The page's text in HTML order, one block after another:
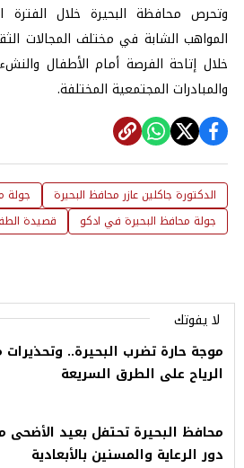
وتحرص محافظة البحيرة خلال الفترة
المواهب الشابة في مختلف المجالات
خلال إتاحة الفرصة أمام الأطفال
والمبادرات المجتمعية المختلفة.
الدكتورة جاكلين عازر محافظ البحيرة
جولة
جولة محافظ البحيرة في ادكو
قصيدة
لا يفوتك
موجة حارة تضرب البحيرة..
الرياح على الطرق السريعة
محافظ البحيرة تحتفل بعيد الأضحى
دور الرعاية والمسنين بالأبعادية